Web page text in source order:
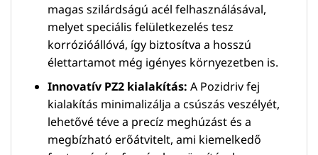
magas szilárdságú acél felhasználásával,
melyet speciális felületkezelés tesz
korrózióállóvá, így biztosítva a hosszú
élettartamot még igényes környezetben is.
Innovatív PZ2 kialakítás: A Pozidriv fej
kialakítás minimalizálja a csúszás veszélyét,
lehetővé téve a precíz meghúzást és a
megbízható erőátvitelt, ami kiemelkedő